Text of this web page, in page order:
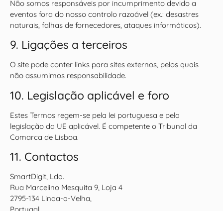
Não somos responsáveis por incumprimento devido a
eventos fora do nosso controlo razoável (ex.: desastres
naturais, falhas de fornecedores, ataques informáticos).
9. Ligações a terceiros
O site pode conter links para sites externos, pelos quais
não assumimos responsabilidade.
10. Legislação aplicável e foro
Estes Termos regem-se pela lei portuguesa e pela
legislação da UE aplicável. É competente o Tribunal da
Comarca de Lisboa.
11. Contactos
SmartDigit, Lda.
Rua Marcelino Mesquita 9, Loja 4
2795-134 Linda-a-Velha,